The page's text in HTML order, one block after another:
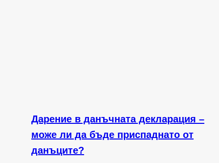
Дарение в данъчната декларация –
може ли да бъде приспаднато от
данъците?